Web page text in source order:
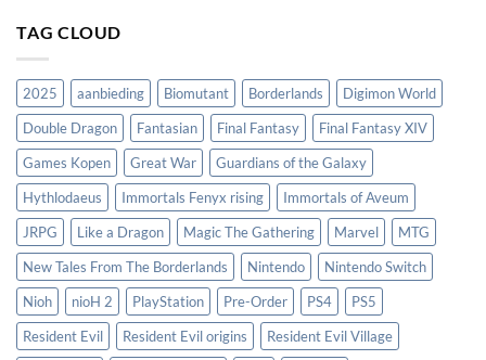
TAG CLOUD
2025 aanbieding Biomutant Borderlands
Digimon World
Double Dragon
Fantasian Final Fantasy
Final Fantasy XIV
Games Kopen
Great War
Guardians of the Galaxy
Hythlodaeus
Immortals Fenyx rising
Immortals of Aveum
JRPG
Like a Dragon Magic The Gathering Marvel
MTG
New Tales From The Borderlands
Nintendo
Nintendo Switch
Nioh
nioH 2 PlayStation Pre-Order PS4
PS5
Resident Evil
Resident Evil origins
Resident Evil Village